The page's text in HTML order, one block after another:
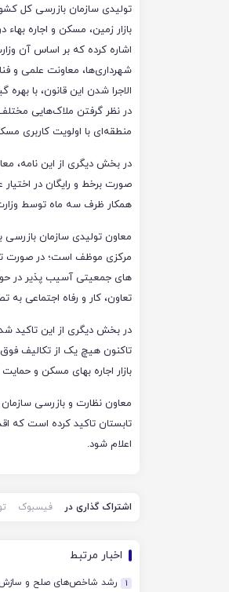
بازار زمین، مسکن و اجاره بهاء
اشاره کرده که بر اساس آن
الاجرا شدن این قانون، با
در نظر گرفتن ملاک­‌هایی
منطقه‌ای با اولویت کاربری
در بخش دیگری از این نامه،
همکار ظرف سه ماه توسط
های جمعیتی آسیب پذیر در
تعاون، کار و رفاه اجتماعی
تاکنون هیچ یک از تکالیف
بازار اجاره بهای مسکن و
معاون نظارت و بازرسی
تابستان تاکید کرده است که
اعلام شود.
اشتراک گذاری در فیسبوک
اخبار مرتبط
1 رشد شاخص‌های صلح و سازش